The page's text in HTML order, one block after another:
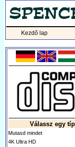
Kezdő lap
Válassz egy
Mutasd mindet
4K Ultra HD